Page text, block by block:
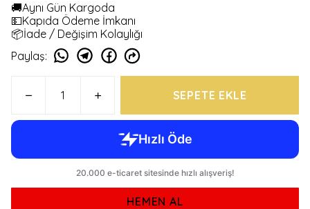
🚚Aynı Gün Kargoda
💵Kapıda Ödeme İmkanı
📦İade / Değişim Kolaylığı
Paylaş:
SEPETE EKLE
HEMEN AL